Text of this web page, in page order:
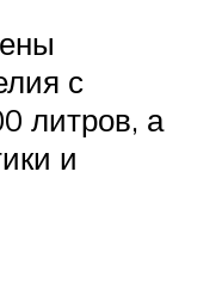
с
литров, а
и